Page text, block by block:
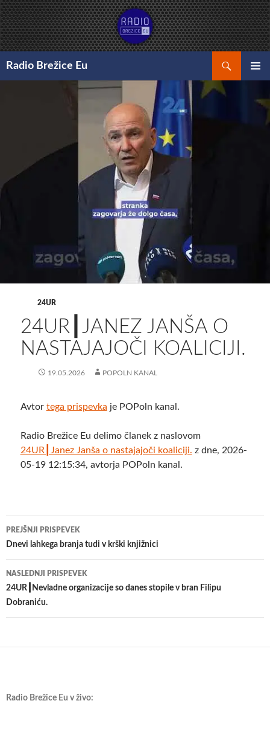
Preskoči
na
vsebino
Radio Brežice Eu
24UR
24UR┃JANEZ JANŠA O
NASTAJAJOČI KOALICIJI.
19.05.2026 POPOLN KANAL
Avtor tega prispevka je POPoln kanal.
Radio Brežice Eu delimo članek z naslovom
24UR┃Janez Janša o nastajajoči koaliciji. z dne, 2026-
05-19 12:15:34, avtorja POPoln kanal.
Krmarjenje
po
prispevkih
PREJŠNJI PRISPEVEK
Dnevi lahkega branja tudi v krški knjižnici
NASLEDNJI PRISPEVEK
24UR┃Nevladne organizacije so danes stopile v bran Filipu
Dobraniću.
Radio Brežice Eu v živo: